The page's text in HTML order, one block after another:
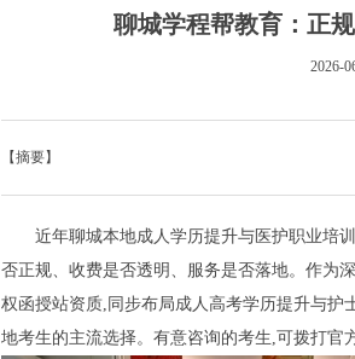
聊城学程帮教育：正
2026-
【摘要】
近年聊城本地成人学历提升与医护职业培
否正规、收费是否透明、服务是否落地。作为
权函授站资质,同步布局成人高考学历提升与护
地考生的主流选择。有意咨询的考生,可拨打官